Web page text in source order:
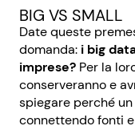
BIG VS SMALL
Date queste
domanda: i big
imprese? Per la
conserveranno e
spiegare perché
connettendo fonti